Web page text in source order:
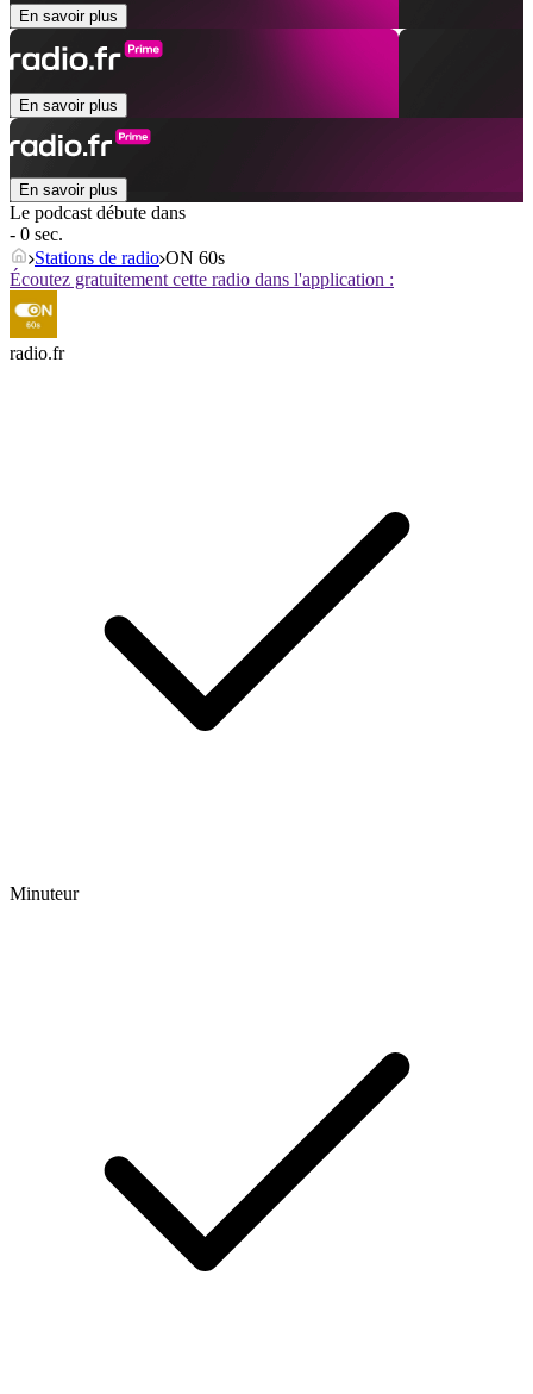
En savoir plus
En savoir plus
En savoir plus
Le podcast débute dans
- 0 sec.
Stations de radio ON 60s
Écoutez gratuitement cette radio dans l'application :
radio.fr
Minuteur